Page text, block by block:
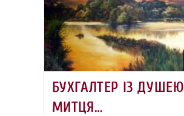
БУХГАЛТЕР ІЗ ДУШЕЮ
МИТЦЯ…